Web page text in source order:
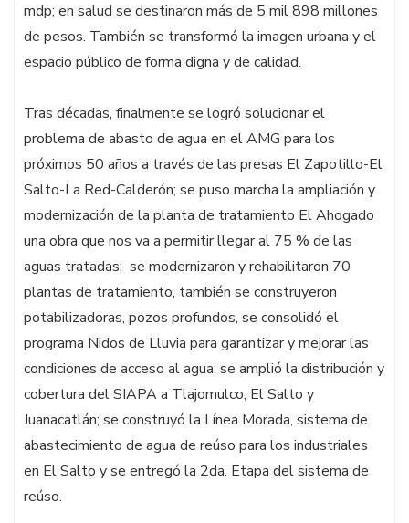
mdp; en salud se destinaron más de 5 mil 898 millones
de pesos. También se transformó la imagen urbana y el
espacio público de forma digna y de calidad.
Tras décadas, finalmente se logró solucionar el
problema de abasto de agua en el AMG para los
próximos 50 años a través de las presas El Zapotillo-El
Salto-La Red-Calderón; se puso marcha la ampliación y
modernización de la planta de tratamiento El Ahogado
una obra que nos va a permitir llegar al 75 % de las
aguas tratadas; se modernizaron y rehabilitaron 70
plantas de tratamiento, también se construyeron
potabilizadoras, pozos profundos, se consolidó el
programa Nidos de Lluvia para garantizar y mejorar las
condiciones de acceso al agua; se amplió la distribución y
cobertura del SIAPA a Tlajomulco, El Salto y
Juanacatlán; se construyó la Línea Morada, sistema de
abastecimiento de agua de reúso para los industriales
en El Salto y se entregó la 2da. Etapa del sistema de
reúso.